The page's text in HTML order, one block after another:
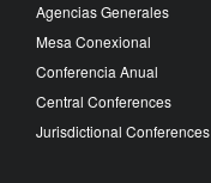
Agencias Generales
Mesa Conexional
Conferencia Anual
Central Conferences
Jurisdictional Conferences